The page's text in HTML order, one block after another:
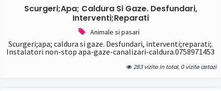
Scurgeri;apa; Caldura Si Gaze. Desfundari,
Interventi;reparati
Animale si pasari
Scurgeri;apa; caldura si gaze. Desfundari, interventi;reparati;.
Instalatori non-stop apa-gaze-canalizari-caldura.0758971453
283 vizite in total, 0 vizite astazi